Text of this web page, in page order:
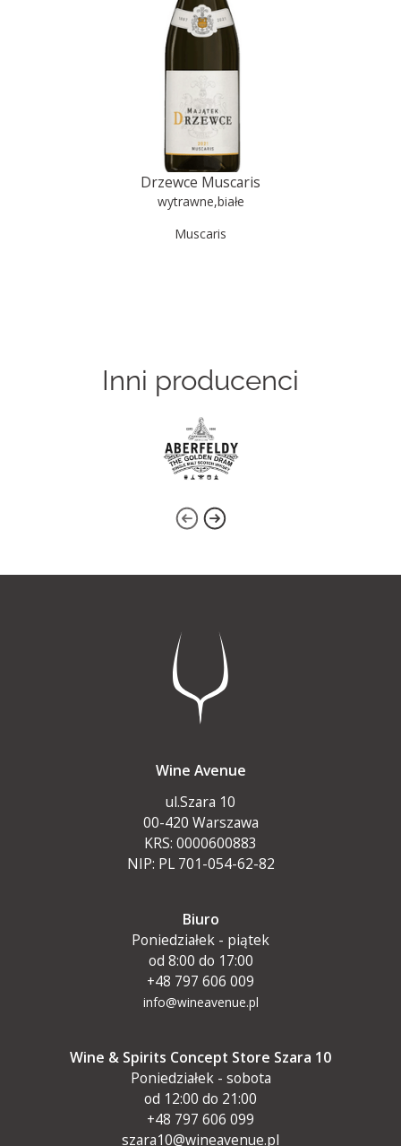
Drzewce Muscaris
wytrawne,białe
Muscaris
Inni producenci
Wine Avenue
ul.Szara 10
00-420 Warszawa
KRS: 0000600883
NIP: PL 701-054-62-82
Biuro
Poniedziałek - piątek
od 8:00 do 17:00
+48 797 606 009
info@wineavenue.pl
Wine & Spirits Concept Store Szara 10
Poniedziałek - sobota
od 12:00 do 21:00
+48 797 606 099
szara10@wineavenue.pl